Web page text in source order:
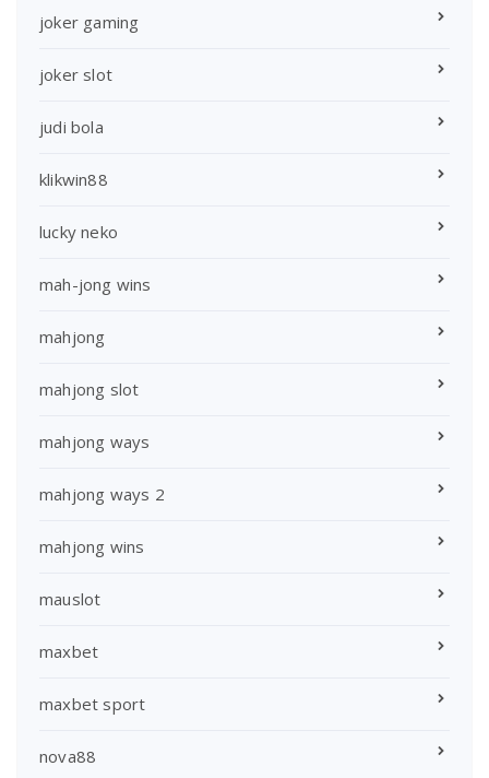
joker gaming
joker slot
judi bola
klikwin88
lucky neko
mah-jong wins
mahjong
mahjong slot
mahjong ways
mahjong ways 2
mahjong wins
mauslot
maxbet
maxbet sport
nova88